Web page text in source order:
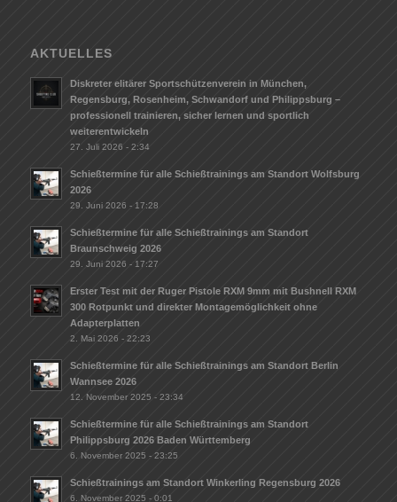
AKTUELLES
Diskreter elitärer Sportschützenverein in München,
Regensburg, Rosenheim, Schwandorf und Philippsburg –
professionell trainieren, sicher lernen und sportlich
weiterentwickeln
27. Juli 2026 - 2:34
Schießtermine für alle Schießtrainings am Standort Wolfsburg
2026
29. Juni 2026 - 17:28
Schießtermine für alle Schießtrainings am Standort
Braunschweig 2026
29. Juni 2026 - 17:27
Erster Test mit der Ruger Pistole RXM 9mm mit Bushnell RXM
300 Rotpunkt und direkter Montagemöglichkeit ohne
Adapterplatten
2. Mai 2026 - 22:23
Schießtermine für alle Schießtrainings am Standort Berlin
Wannsee 2026
12. November 2025 - 23:34
Schießtermine für alle Schießtrainings am Standort
Philippsburg 2026 Baden Württemberg
6. November 2025 - 23:25
Schießtrainings am Standort Winkerling Regensburg 2026
6. November 2025 - 0:01